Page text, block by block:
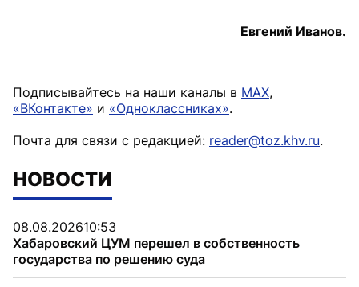
Евгений Иванов.
Подписывайтесь на наши каналы в MAX,
«ВКонтакте» и «Одноклассниках».
Почта для связи с редакцией: reader@toz.khv.ru.
НОВОСТИ
08.08.202610:53
Хабаровский ЦУМ перешел в собственность
государства по решению суда